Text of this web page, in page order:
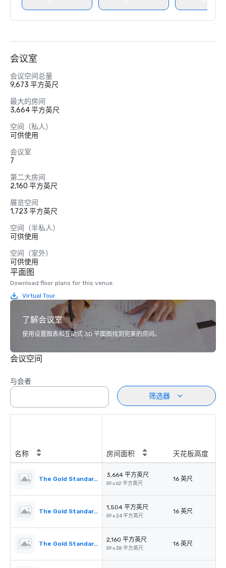
会议室
会议空间总量
9,673 平方英尺
最大的房间
3,664 平方英尺
空间（私人）
可供使用
会议室
7
第二大房间
2,160 平方英尺
展览空间
1,723 平方英尺
空间（半私人）
可供使用
空间（室外）
可供使用
平面图
Download floor plans for this venue.
Virtual Tour
了解会议室
使用设置图表和互动式 3D 平面图找到完美的房间。
会议空间
与会者
筛选器
名称 房间面积 天花板高度
The Gold Standard Ballroom & Terrace
3,664 平方英尺
59 x 62 平方英尺
16 英尺
The Gold Standard A
1,504 平方英尺
59 x 24 平方英尺
16 英尺
The Gold Standard B & Terrace
2,160 平方英尺
59 x 38 平方英尺
16 英尺